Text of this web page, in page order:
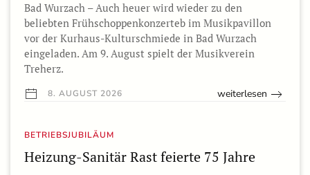
Bad Wurzach – Auch heuer wird wieder zu den
beliebten Frühschoppenkonzerteb im Musikpavillon
vor der Kurhaus-Kulturschmiede in Bad Wurzach
eingeladen. Am 9. August spielt der Musikverein
Treherz.
8. AUGUST 2026 weiterlesen
BETRIEBSJUBILÄUM
Heizung-Sanitär Rast feierte 75 Jahre